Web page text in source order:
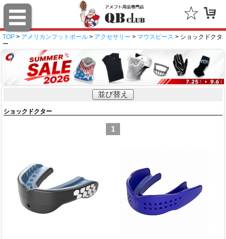
TOP > アメリカンフットボール > アクセサリー > マウスピース > ショックドクタ
ー
並び替え
ショックドクター
1